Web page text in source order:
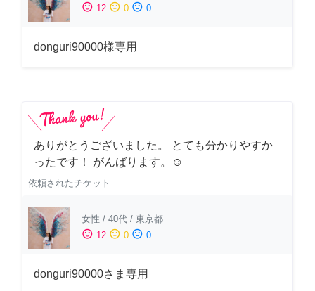
sentiment_satisfied 12 sentiment_neutral 0 sentiment_dissatisfied 0
donguri90000様専用
ありがとうございました。 とても分かりやすか
ったです！ がんばります。☺️
依頼されたチケット
女性 / 40代 / 東京都
sentiment_satisfied 12 sentiment_neutral 0 sentiment_dissatisfied 0
donguri90000さま専用